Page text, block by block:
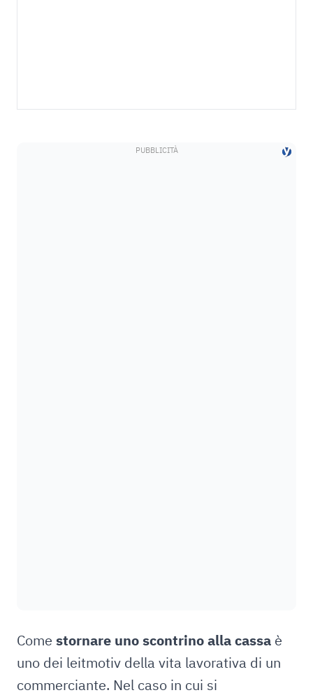
Come stornare uno scontrino alla cassa è
uno dei leitmotiv della vita lavorativa di un
commerciante. Nel caso in cui si